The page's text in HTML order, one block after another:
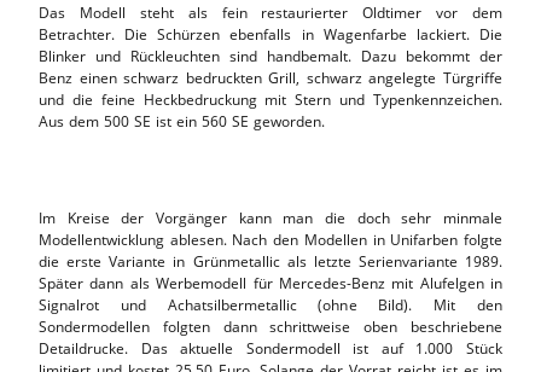
Das Modell steht als fein restaurierter Oldtimer vor dem
Betrachter. Die Schürzen ebenfalls in Wagenfarbe lackiert. Die
Blinker und Rückleuchten sind handbemalt. Dazu bekommt der
Benz einen schwarz bedruckten Grill, schwarz angelegte Türgriffe
und die feine Heckbedruckung mit Stern und Typenkennzeichen.
Aus dem 500 SE ist ein 560 SE geworden.
Im Kreise der Vorgänger kann man die doch sehr minmale
Modellentwicklung ablesen. Nach den Modellen in Unifarben folgte
die erste Variante in Grünmetallic als letzte Serienvariante 1989.
Später dann als Werbemodell für Mercedes-Benz mit Alufelgen in
Signalrot und Achatsilbermetallic (ohne Bild). Mit den
Sondermodellen folgten dann schrittweise oben beschriebene
Detaildrucke. Das aktuelle Sondermodell ist auf 1.000 Stück